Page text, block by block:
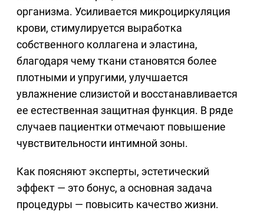
организма. Усиливается микроциркуляция
крови, стимулируется выработка
собственного коллагена и эластина,
благодаря чему ткани становятся более
плотными и упругими, улучшается
увлажнение слизистой и восстанавливается
ее естественная защитная функция. В ряде
случаев пациентки отмечают повышение
чувствительности интимной зоны.
Как поясняют эксперты, эстетический
эффект — это бонус, а основная задача
процедуры — повысить качество жизни.